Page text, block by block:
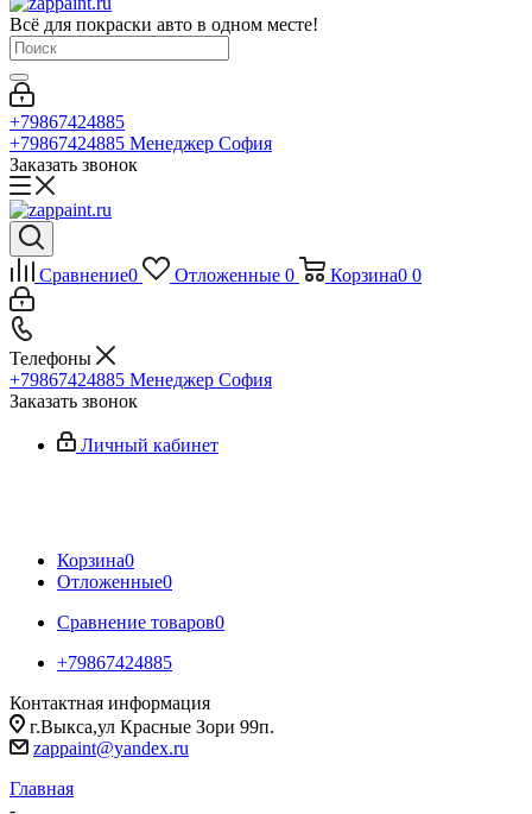
Всё для покраски авто в одном месте!
+79867424885
+79867424885 Менеджер София
Заказать звонок
Сравнение0 Отложенные 0 Корзина0 0
Телефоны
+79867424885 Менеджер София
Заказать звонок
Личный кабинет
Корзина0
Отложенные0
Сравнение товаров0
+79867424885
Контактная информация
г.Выкса,ул Красные Зори 99п.
zappaint@yandex.ru
Главная
-